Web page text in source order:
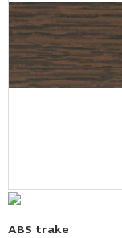
ABS trake